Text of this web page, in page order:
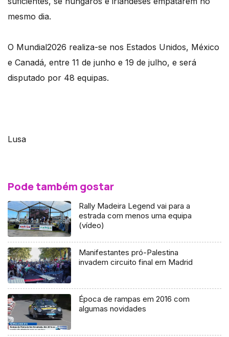
mesmo dia.
O Mundial2026 realiza-se nos Estados Unidos, México
e Canadá, entre 11 de junho e 19 de julho, e será
disputado por 48 equipas.
Lusa
Pode também gostar
Rally Madeira Legend vai para a
estrada com menos uma equipa
(vídeo)
Manifestantes pró-Palestina
invadem circuito final em Madrid
Época de rampas em 2016 com
algumas novidades